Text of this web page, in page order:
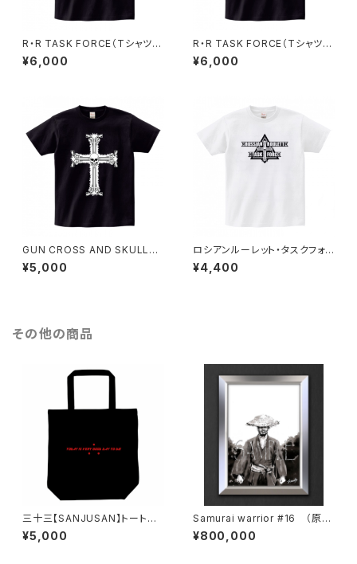
R・R TASK FORCE（Tシャツ・
ブラック）レッドエンブレム
¥6,000
R・R TASK FORCE（Tシャツ・
ブラック）ホワイトエンブレム
¥6,000
GUN CROSS AND SKULL
【Tシャツ・ブラック】
¥5,000
ロシアンルーレット・タスクフォ
ース 【Tシャツ・ホワイト】 エン
ブレム・白
¥4,400
その他の商品
三十三【SANJUSAN】トートバ
ッグ『 TODAY IS VERY GOO
D DAY TO DIE 』弐
¥5,000
Samurai warrior #16 （原
画）【 一点物 】
¥800,000